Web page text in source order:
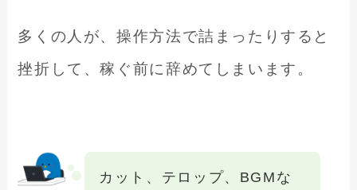
多くの人が、操作方法で詰まったりすると
挫折して、稼ぐ前に辞めてしまいます。
カット、テロップ、BGMな